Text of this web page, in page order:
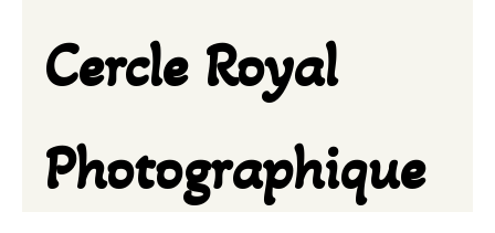
Cercle Royal
Photographique